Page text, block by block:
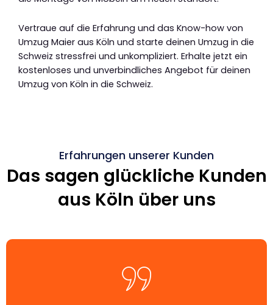
Vertraue auf die Erfahrung und das Know-how von
Umzug Maier aus Köln und starte deinen Umzug in die
Schweiz stressfrei und unkompliziert. Erhalte jetzt ein
kostenloses und unverbindliches Angebot für deinen
Umzug von Köln in die Schweiz.
Erfahrungen unserer Kunden
Das sagen glückliche Kunden
aus Köln über uns